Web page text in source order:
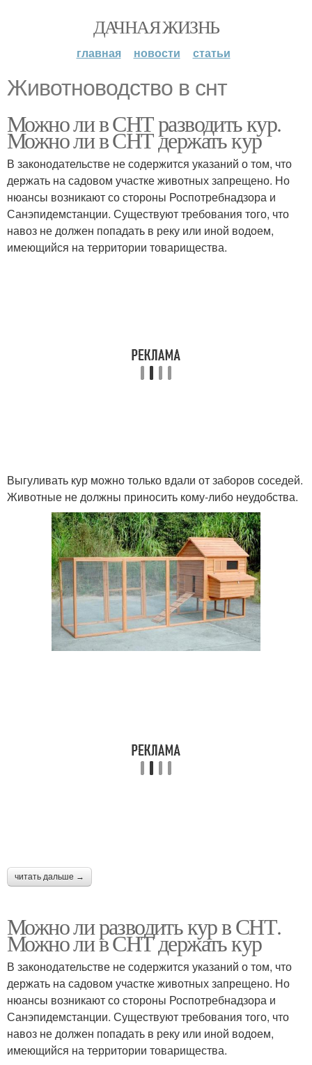
ДАЧНАЯ ЖИЗНЬ
главная новости статьи
Животноводство в снт
Можно ли в СНТ разводить кур.
Можно ли в СНТ держать кур
В законодательстве не содержится указаний о том, что
держать на садовом участке животных запрещено. Но
нюансы возникают со стороны Роспотребнадзора и
Санэпидемстанции. Существуют требования того, что
навоз не должен попадать в реку или иной водоем,
имеющийся на территории товарищества.
Выгуливать кур можно только вдали от заборов соседей.
Животные не должны приносить кому-либо неудобства.
читать дальше →
Можно ли разводить кур в СНТ.
Можно ли в СНТ держать кур
В законодательстве не содержится указаний о том, что
держать на садовом участке животных запрещено. Но
нюансы возникают со стороны Роспотребнадзора и
Санэпидемстанции. Существуют требования того, что
навоз не должен попадать в реку или иной водоем,
имеющийся на территории товарищества.